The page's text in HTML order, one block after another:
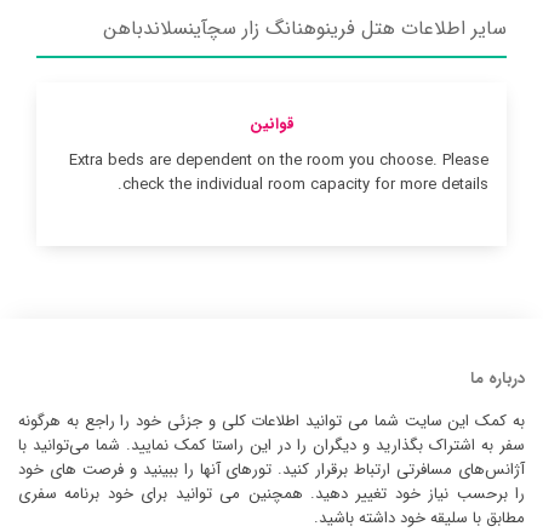
سایر اطلاعات هتل فرینوهنانگ زار سچآینسلاندباهن
قوانین
Extra beds are dependent on the room you choose. Please
check the individual room capacity for more details.
درباره ما
به کمک این سایت شما می توانید اطلاعات کلی و جزئی خود را راجع به هرگونه
سفر به اشتراک بگذارید و دیگران را در این راستا کمک نمایید. شما می‌توانید با
آژانس‌های مسافرتی ارتباط برقرار کنید. تورهای آنها را ببینید و فرصت های خود
را برحسب نیاز خود تغییر دهید. همچنین می توانید برای خود برنامه سفری
مطابق با سلیقه خود داشته باشید.